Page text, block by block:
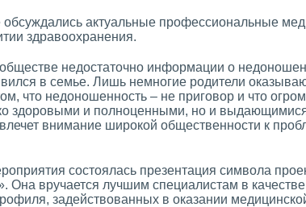
обсуждались актуальные профессиональные
здравоохранения.
недостаточно информации о
в семье. Лишь немногие родители
что недоношенность – не приговор и что
здоровыми и полноценными, но и
внимание широкой общественности к
состоялась презентация символа
Она вручается лучшим специалистам в
задействованных в оказании